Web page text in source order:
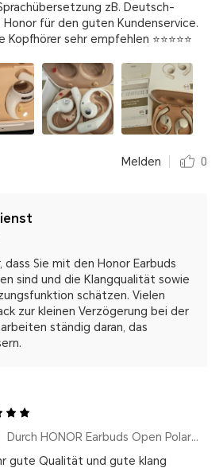
zB. Deutsch-
Honor für den guten Kundenservice.
sehr empfehlen ⭐⭐⭐⭐⭐
Melden 0
dass Sie mit den Honor Earbuds
sind und die Klangqualität sowie
schätzen. Vielen
zur kleinen Verzögerung bei der
ständig daran, das
Durch HONOR Earbuds Open Polar Gold
gute Qualität und gute klang